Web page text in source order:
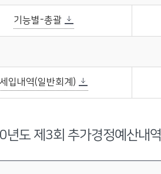
기능별-총괄
입내역(일반회계)
년도 제3회 추가경정예산내역